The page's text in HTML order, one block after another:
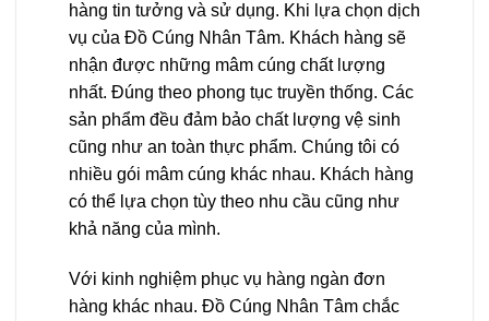
hàng tin tưởng và sử dụng. Khi lựa chọn dịch
vụ của Đồ Cúng Nhân Tâm. Khách hàng sẽ
nhận được những mâm cúng chất lượng
nhất. Đúng theo phong tục truyền thống. Các
sản phẩm đều đảm bảo chất lượng vệ sinh
cũng như an toàn thực phẩm. Chúng tôi có
nhiều gói mâm cúng khác nhau. Khách hàng
có thể lựa chọn tùy theo nhu cầu cũng như
khả năng của mình.
Với kinh nghiệm phục vụ hàng ngàn đơn
hàng khác nhau. Đồ Cúng Nhân Tâm chắc